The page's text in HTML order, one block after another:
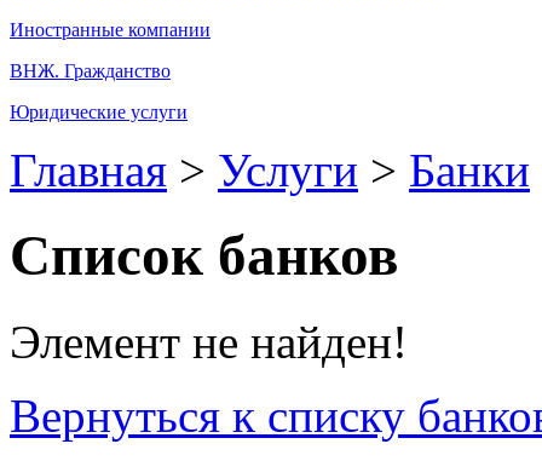
Иностранные компании
ВНЖ. Гражданство
Юридические услуги
Главная > Услуги > Банки
Список банков
Элемент не найден!
Вернуться к списку